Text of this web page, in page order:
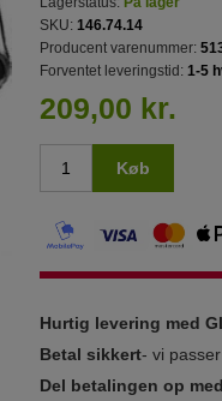
SKU: 146.74.14
Producent varenummer:
Forventet leveringstid: 1-5
209,00 kr.
Køb
Hurtig levering med
Betal sikkert- vi
Del betalingen op